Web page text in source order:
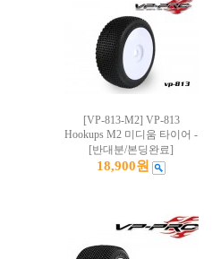
[VP-813-M2] VP-813
Hookups M2 미디움 타이어 -
[반대분/본딩완료]
18,900원